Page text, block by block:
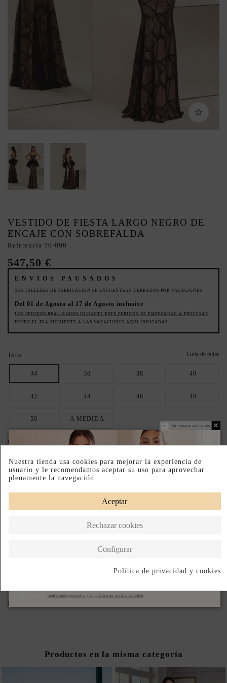
VESTIDO DE FIESTA LARGO NEGRO DE
ENCAJE CON SOBREFALDA
Referencia 70-090
547,50 €
ENVIOS PAUSADOS
SUS TALLERES DE FABRICACION SE ENCUENTRAN CERRADOS POR VACACIONES
Del 01 de Agosto al 17 de Agosto inclusive
LOS PEDIDOS REALIZADOS DURANTE ESTE PERIODO SE EMPEZARÁN A PROCESAR
DESDE EL DIA SIGUIENTE A LAS VACACIONES AQUI INDICADAS
Talla Guía de tallas
34 36 38 40
42 44 46 48
50 A MEDIDA
Color
Desmontable
DESCRIPCIÓN
Productos en la misma categoría
No mostrar más veces
condiciones generales y la política de confidencialidad
Nuestra tienda usa cookies para mejorar la experiencia de
usuario y le recomendamos aceptar su uso para aprovechar
plenamente la navegación.
Aceptar
Rechazar cookies
Configurar
Política de privacidad y cookies